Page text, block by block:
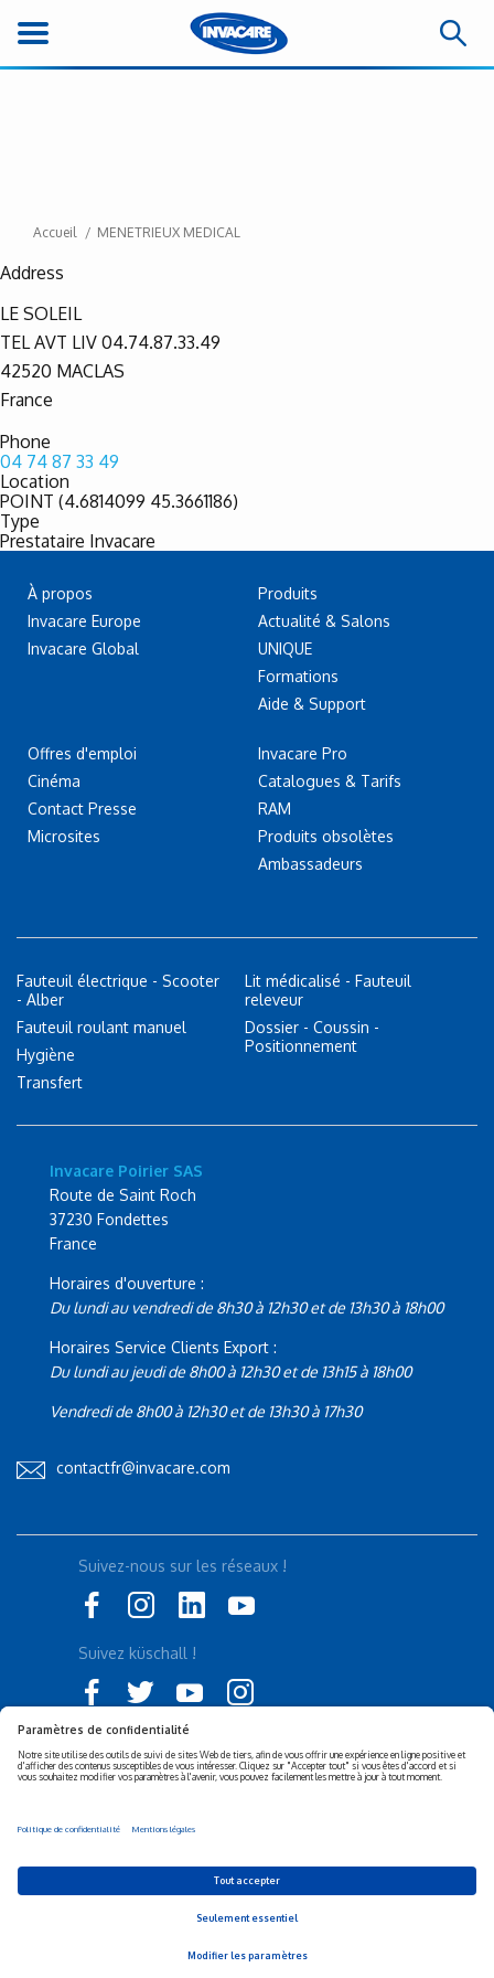
Accueil MENETRIEUX MEDICAL
Address
LE SOLEIL
TEL AVT LIV 04.74.87.33.49
42520 MACLAS
France
Phone
04 74 87 33 49
Location
POINT (4.6814099 45.3661186)
Type
Prestataire Invacare
À propos
Invacare Europe
Invacare Global
Offres d'emploi
Cinéma
Contact Presse
Microsites
Produits
Actualité & Salons
UNIQUE
Formations
Aide & Support
Invacare Pro
Catalogues & Tarifs
RAM
Produits obsolètes
Ambassadeurs
Fauteuil électrique - Scooter
- Alber
Fauteuil roulant manuel
Hygiène
Transfert
Lit médicalisé - Fauteuil
releveur
Dossier - Coussin -
Positionnement
Invacare Poirier SAS
Route de Saint Roch
37230 Fondettes
France
Horaires d'ouverture :
Du lundi au vendredi de 8h30 à 12h30 et de 13h30 à 18h00
Horaires Service Clients Export :
Du lundi au jeudi de 8h00 à 12h30 et de 13h15 à 18h00
Vendredi de 8h00 à 12h30 et de 13h30 à 17h30
contactfr@invacare.com
Déclaration d'accessibilité
Politique de confidentialité
Responsabilité sociétale de
© 2026 Invacare Corporation - All rights reserved.
Suivez-nous sur les réseaux !
Suivez küschall !